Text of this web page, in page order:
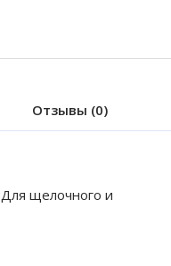
Отзывы (0)
щелочного и